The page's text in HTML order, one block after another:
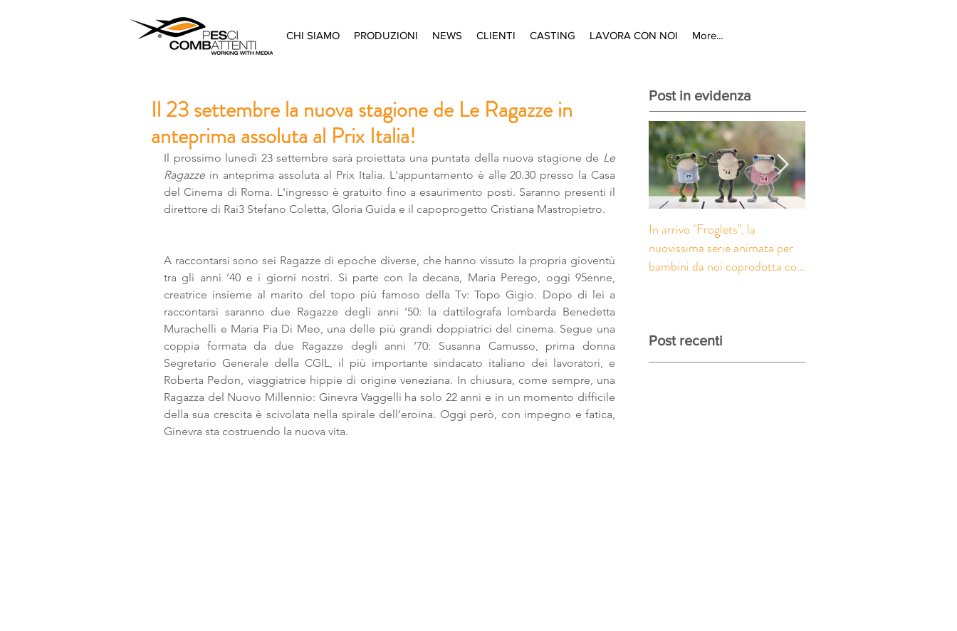
CHI SIAMO PRODUZIONI NEWS CLIENTI CASTING LAVORA CON NOI More...
Il 23 settembre la nuova stagione de Le Ragazze in
anteprima assoluta al Prix Italia!
Il prossimo lunedì 23 settembre sarà proiettata una puntata della nuova stagione de Le
Ragazze in anteprima assoluta al Prix Italia. L'appuntamento è alle 20.30 presso la Casa
del Cinema di Roma. L'ingresso è gratuito fino a esaurimento posti. Saranno presenti il
direttore di Rai3 Stefano Coletta, Gloria Guida e il capoprogetto Cristiana Mastropietro.
A raccontarsi sono sei Ragazze di epoche diverse, che hanno vissuto la propria gioventù
tra gli anni ’40 e i giorni nostri. Si parte con la decana, Maria Perego, oggi 95enne,
creatrice insieme al marito del topo più famoso della Tv: Topo Gigio. Dopo di lei a
raccontarsi saranno due Ragazze degli anni ’50: la dattilografa lombarda Benedetta
Murachelli e Maria Pia Di Meo, una delle più grandi doppiatrici del cinema. Segue una
coppia formata da due Ragazze degli anni ’70: Susanna Camusso, prima donna
Segretario Generale della CGIL, il più importante sindacato italiano dei lavoratori, e
Roberta Pedon, viaggiatrice hippie di origine veneziana. In chiusura, come sempre, una
Ragazza del Nuovo Millennio: Ginevra Vaggelli ha solo 22 anni e in un momento difficile
della sua crescita è scivolata nella spirale dell’eroina. Oggi però, con impegno e fatica,
Ginevra sta costruendo la nuova vita.
Post in evidenza
In arrivo "Froglets", la
nuovissima serie animata per
bambini da noi coprodotta con
Post recenti